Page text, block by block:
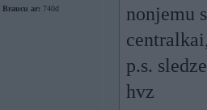
Braucu ar: 740d
nonjemu
p.s.
hvz